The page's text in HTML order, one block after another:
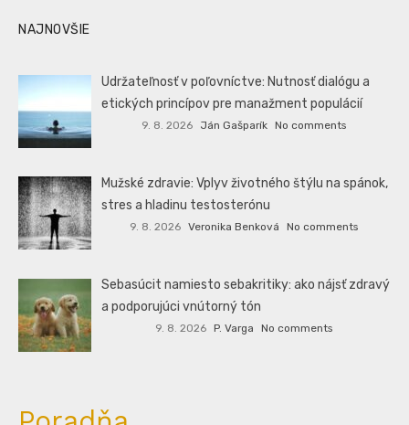
NAJNOVŠIE
Udržateľnosť v poľovníctve: Nutnosť dialógu a
etických princípov pre manažment populácií
9. 8. 2026 Ján Gašparík No comments
Mužské zdravie: Vplyv životného štýlu na spánok,
stres a hladinu testosterónu
9. 8. 2026 Veronika Benková No comments
Sebasúcit namiesto sebakritiky: ako nájsť zdravý
a podporujúci vnútorný tón
9. 8. 2026 P. Varga No comments